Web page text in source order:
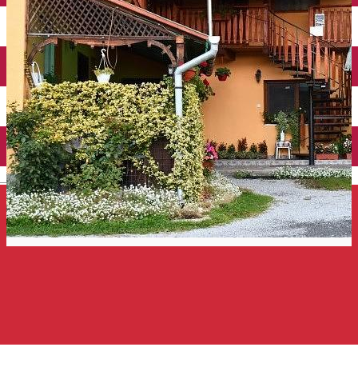
English
Închirieri auto
Închirieri de biciclete